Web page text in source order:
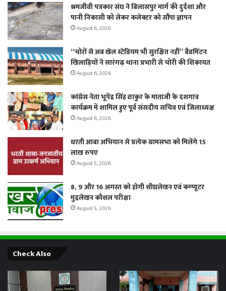
श्रमजीवी पत्रकार संघ ने बिलासपुर मार्ग की दुर्दशा और
पानी निकासी को लेकर कलेक्टर को सौंपा ज्ञापन
August 6, 2026
“चोरों से अब खेल स्टेडियम भी सुरक्षित नहीं” बैडमिंटन
खिलाड़ियों ने सारंगढ़ थाना प्रभारी से चोरी की शिकायत
August 6, 2026
कांग्रेस नेता भूपेंद्र सिंह ठाकुर के माताजी के दशगात्र
कार्यक्रम में शामिल हुए पूर्व संसदीय सचिव एवं जिलाध्यक्ष
August 6, 2026
धरती आबा अभियान से प्रत्येक ग्रामसभा को मिलेंगे 15
लाख रुपए
August 5, 2026
8, 9 और 16 अगस्त को होगी शीघ्रलेखन एवं कम्प्यूटर
मुद्रलेखन कौशल परीक्षा
August 5, 2026
Check Also